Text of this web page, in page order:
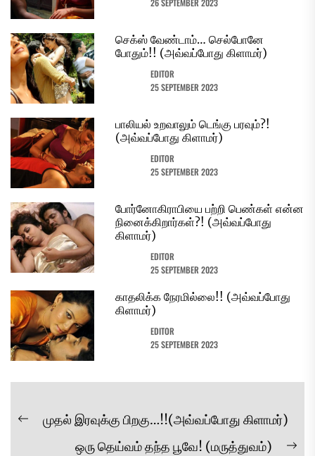
26 SEPTEMBER 2023
செக்ஸ் வேண்டாம்… செல்போனே
போதும்!! (அவ்வப்போது கிளாமர்)
EDITOR
25 SEPTEMBER 2023
பாலியல் உறவாலும் டெங்கு பரவும்?!
(அவ்வப்போது கிளாமர்)
EDITOR
25 SEPTEMBER 2023
போர்னோகிராபியை பற்றி பெண்கள் என்ன
நினைக்கிறார்கள்?! (அவ்வப்போது
கிளாமர்)
EDITOR
25 SEPTEMBER 2023
காதலிக்க நேரமில்லை!! (அவ்வப்போது
கிளாமர்)
EDITOR
25 SEPTEMBER 2023
Post
navigation
Previous
முதல் இரவுக்கு பிறகு…!!(அவ்வப்போது கிளாமர்)
ஒரு தெய்வம் தந்த பூவே! (மருத்துவம்)